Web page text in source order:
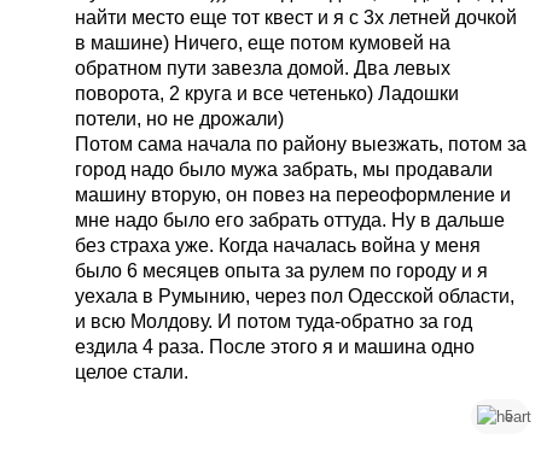
найти место еще тот квест и я с 3х летней дочкой
в машине) Ничего, еще потом кумовей на
обратном пути завезла домой. Два левых
поворота, 2 круга и все четенько) Ладошки
потели, но не дрожали)
Потом сама начала по району выезжать, потом за
город надо было мужа забрать, мы продавали
машину вторую, он повез на переоформление и
мне надо было его забрать оттуда. Ну в дальше
без страха уже. Когда началась война у меня
было 6 месяцев опыта за рулем по городу и я
уехала в Румынию, через пол Одесской области,
и всю Молдову. И потом туда-обратно за год
ездила 4 раза. После этого я и машина одно
целое стали.
5